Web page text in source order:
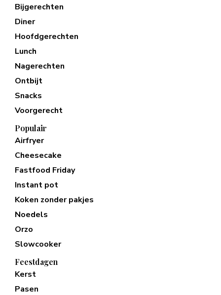
Bijgerechten
Diner
Hoofdgerechten
Lunch
Nagerechten
Ontbijt
Snacks
Voorgerecht
Populair
Airfryer
Cheesecake
Fastfood Friday
Instant pot
Koken zonder pakjes
Noedels
Orzo
Slowcooker
Feestdagen
Kerst
Pasen